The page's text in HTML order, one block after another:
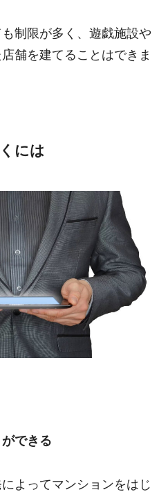
制限が多く、遊戯施設や
舗を建てることはできま
には
できる
よってマンションをはじ